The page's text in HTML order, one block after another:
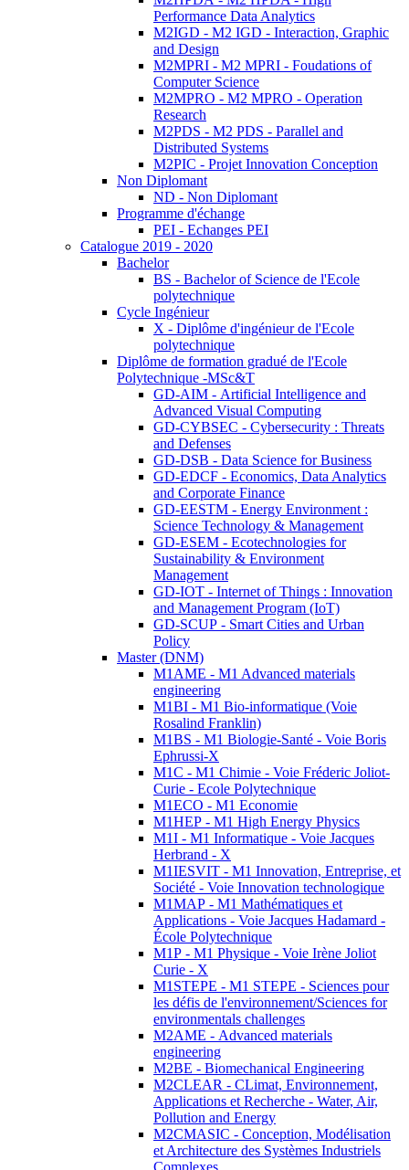
Performance Data Analytics
M2IGD - M2 IGD - Interaction, Graphic
and Design
M2MPRI - M2 MPRI - Foudations of
Computer Science
M2MPRO - M2 MPRO - Operation
Research
M2PDS - M2 PDS - Parallel and
Distributed Systems
M2PIC - Projet Innovation Conception
Non Diplomant
ND - Non Diplomant
Programme d'échange
PEI - Echanges PEI
Catalogue 2019 - 2020
Bachelor
BS - Bachelor of Science de l'Ecole
polytechnique
Cycle Ingénieur
X - Diplôme d'ingénieur de l'Ecole
polytechnique
Diplôme de formation gradué de l'Ecole
Polytechnique -MSc&T
GD-AIM - Artificial Intelligence and
Advanced Visual Computing
GD-CYBSEC - Cybersecurity : Threats
and Defenses
GD-DSB - Data Science for Business
GD-EDCF - Economics, Data Analytics
and Corporate Finance
GD-EESTM - Energy Environment :
Science Technology & Management
GD-ESEM - Ecotechnologies for
Sustainability & Environment
Management
GD-IOT - Internet of Things : Innovation
and Management Program (IoT)
GD-SCUP - Smart Cities and Urban
Policy
Master (DNM)
M1AME - M1 Advanced materials
engineering
M1BI - M1 Bio-informatique (Voie
Rosalind Franklin)
M1BS - M1 Biologie-Santé - Voie Boris
Ephrussi-X
M1C - M1 Chimie - Voie Fréderic Joliot-
Curie - Ecole Polytechnique
M1ECO - M1 Economie
M1HEP - M1 High Energy Physics
M1I - M1 Informatique - Voie Jacques
Herbrand - X
M1IESVIT - M1 Innovation, Entreprise, et
Société - Voie Innovation technologique
M1MAP - M1 Mathématiques et
Applications - Voie Jacques Hadamard -
École Polytechnique
M1P - M1 Physique - Voie Irène Joliot
Curie - X
M1STEPE - M1 STEPE - Sciences pour
les défis de l'environnement/Sciences for
environmentals challenges
M2AME - Advanced materials
engineering
M2BE - Biomechanical Engineering
M2CLEAR - CLimat, Environnement,
Applications et Recherche - Water, Air,
Pollution and Energy
M2CMASIC - Conception, Modélisation
et Architecture des Systèmes Industriels
Complexes